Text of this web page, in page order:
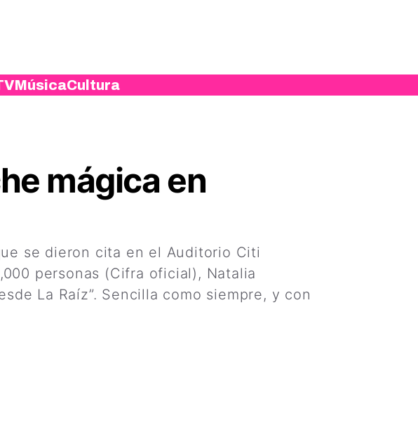
MúsicaCultura
mágica en
se dieron cita en el Auditorio Citi
personas (Cifra oficial), Natalia
La Raíz”. Sencilla como siempre, y con